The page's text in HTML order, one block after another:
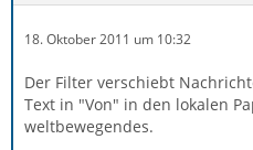
18. Oktober 2011 um 10:32
Der Filter verschiebt
Text in "Von" in den lokalen
weltbewegendes.